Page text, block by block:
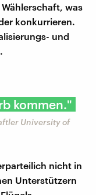
was
konkurrieren.
und
kommen."
University of
nicht in
Unterstützern